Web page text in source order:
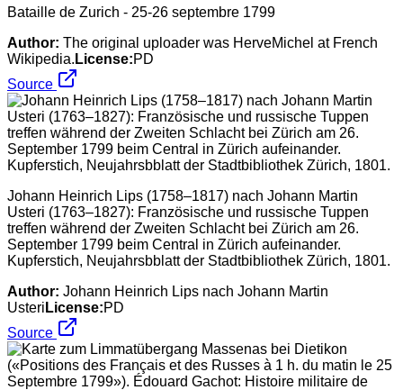
Bataille de Zurich - 25-26 septembre 1799
Author: The original uploader was HerveMichel at French
Wikipedia. License:PD
Source
Johann Heinrich Lips (1758–1817) nach Johann Martin
Usteri (1763–1827): Französische und russische Tuppen
treffen während der Zweiten Schlacht bei Zürich am 26.
September 1799 beim Central in Zürich aufeinander.
Kupferstich, Neujahrsbblatt der Stadtbibliothek Zürich, 1801.
Author: Johann Heinrich Lips nach Johann Martin
Usteri License:PD
Source